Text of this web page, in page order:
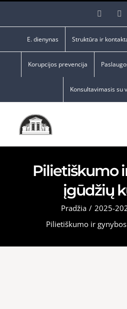
E. dienynas Struktūra ir
Korupcijos prevencija
Konsultavimasis su
Pilietiškumo
įgūdžių
Pradžia / 2025-
Pilietiškumo ir